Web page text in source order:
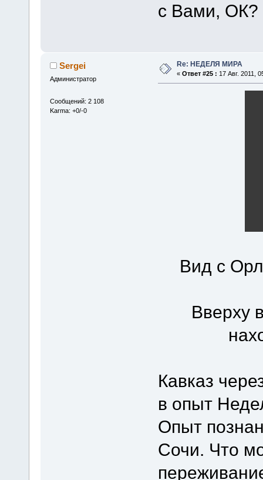
с Вами, ОК?
Sergei
Администратор
Сообщений: 2 108
Karma: +0/-0
Re: НЕДЕЛЯ МИРА
« Ответ #25 : 17 Авг. 2011,
Вид с
Вверху
Кавказ
в опыт
Опыт
Сочи. Что